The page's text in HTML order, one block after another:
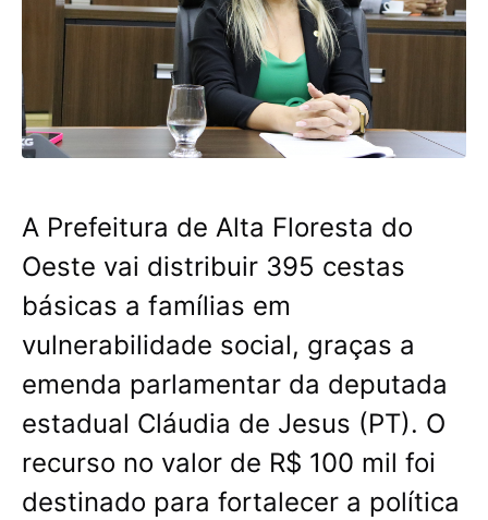
A Prefeitura de Alta Floresta do
Oeste vai distribuir 395 cestas
básicas a famílias em
vulnerabilidade social, graças a
emenda parlamentar da deputada
estadual Cláudia de Jesus (PT). O
recurso no valor de R$ 100 mil foi
destinado para fortalecer a política